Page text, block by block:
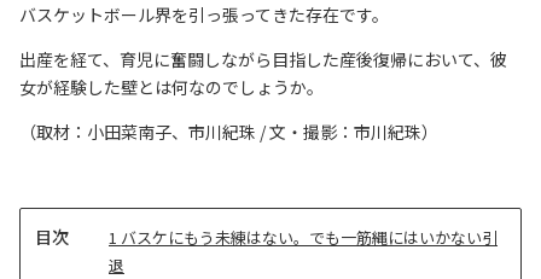
バスケットボール界を引っ張ってきた存在です。
出産を経て、育児に奮闘しながら目指した産後復帰において、彼
女が経験した壁とは何なのでしょうか。
（取材：小田菜南子、市川紀珠 / 文・撮影：市川紀珠）
1 バスケにもう未練はない。でも一筋縄にはいかない引
退